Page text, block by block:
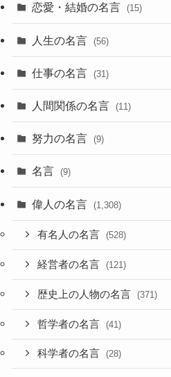
恋愛・結婚の名言 (15)
人生の名言 (56)
仕事の名言 (31)
人間関係の名言 (11)
努力の名言 (9)
名言 (9)
偉人の名言 (1,308)
有名人の名言 (528)
経営者の名言 (121)
歴史上の人物の名言 (371)
哲学者の名言 (41)
科学者の名言 (28)